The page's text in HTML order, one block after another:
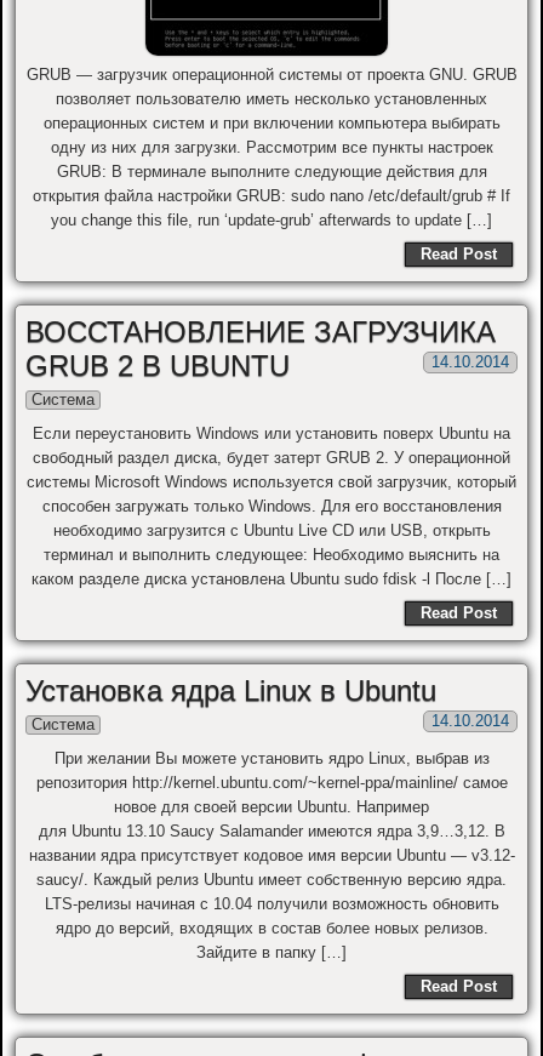
GRUB — загрузчик операционной системы от проекта GNU. GRUB
позволяет пользователю иметь несколько установленных
операционных систем и при включении компьютера выбирать
одну из них для загрузки. Рассмотрим все пункты настроек
GRUB: В терминале выполните следующие действия для
открытия файла настройки GRUB: sudo nano /etc/default/grub # If
you change this file, run ‘update-grub’ afterwards to update […]
Read Post
ВОССТАНОВЛЕНИЕ ЗАГРУЗЧИКА
GRUB 2 В UBUNTU
14.10.2014
Система
Если переустановить Windows или установить поверх Ubuntu на
свободный раздел диска, будет затерт GRUB 2. У операционной
системы Microsoft Windows используется свой загрузчик, который
способен загружать только Windows. Для его восстановления
необходимо загрузится с Ubuntu Live CD или USB, открыть
терминал и выполнить следующее: Необходимо выяснить на
каком разделе диска установлена Ubuntu sudo fdisk -l После […]
Read Post
Установка ядра Linux в Ubuntu
14.10.2014
Система
При желании Вы можете установить ядро Linux, выбрав из
репозитория http://kernel.ubuntu.com/~kernel-ppa/mainline/ самое
новое для своей версии Ubuntu. Например
для Ubuntu 13.10 Saucy Salamander имеются ядра 3,9…3,12. В
названии ядра присутствует кодовое имя версии Ubuntu — v3.12-
saucy/. Каждый релиз Ubuntu имеет собственную версию ядра.
LTS-релизы начиная с 10.04 получили возможность обновить
ядро до версий, входящих в состав более новых релизов.
Зайдите в папку […]
Read Post